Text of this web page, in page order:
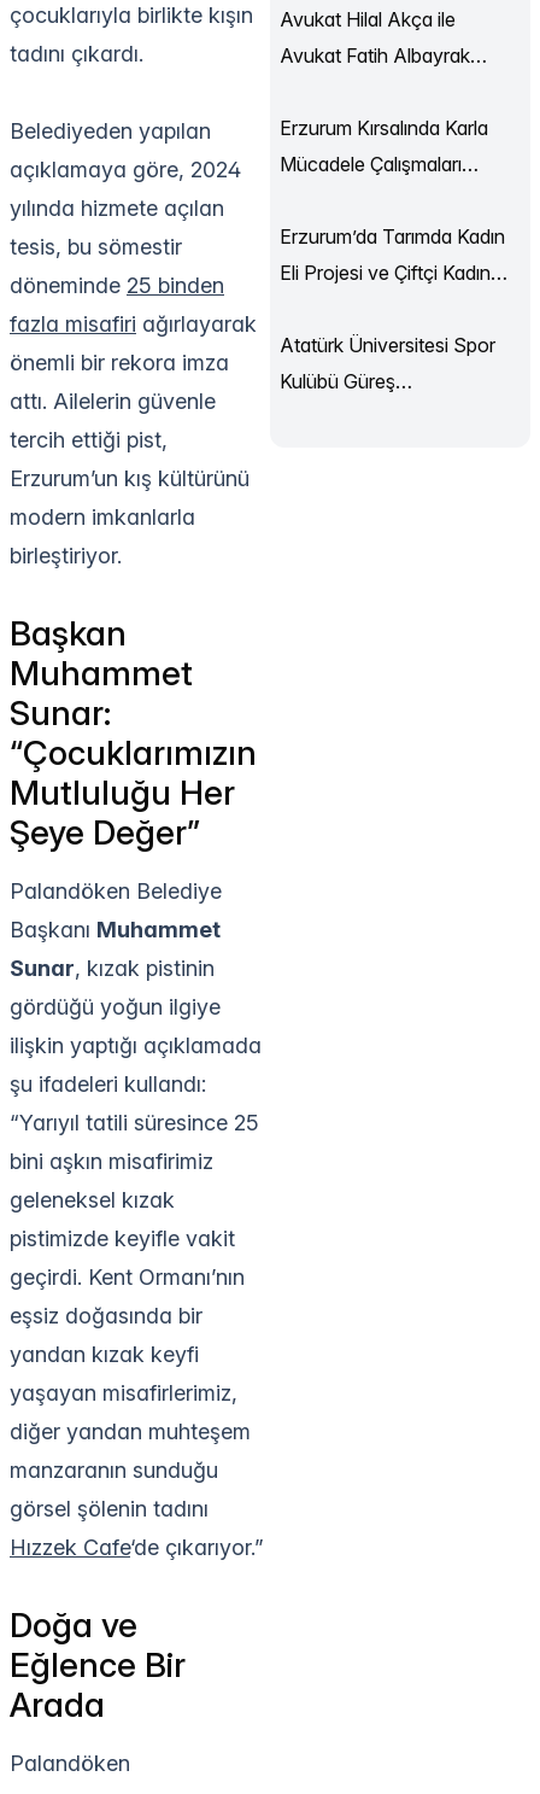
çocuklarıyla birlikte kışın
tadını çıkardı.
Belediyeden yapılan
açıklamaya göre, 2024
yılında hizmete açılan
tesis, bu sömestir
döneminde 25 binden
fazla misafiri ağırlayarak
önemli bir rekora imza
attı. Ailelerin güvenle
tercih ettiği pist,
Erzurum’un kış kültürünü
modern imkanlarla
birleştiriyor.
Başkan
Muhammet
Sunar:
“Çocuklarımızın
Mutluluğu Her
Şeye Değer”
Palandöken Belediye
Başkanı Muhammet
Sunar, kızak pistinin
gördüğü yoğun ilgiye
ilişkin yaptığı açıklamada
şu ifadeleri kullandı:
“Yarıyıl tatili süresince 25
bini aşkın misafirimiz
geleneksel kızak
pistimizde keyifle vakit
geçirdi. Kent Ormanı’nın
eşsiz doğasında bir
yandan kızak keyfi
yaşayan misafirlerimiz,
diğer yandan muhteşem
manzaranın sunduğu
görsel şölenin tadını
Hızzek Cafe‘de çıkarıyor.”
Doğa ve
Eğlence Bir
Arada
Palandöken
Avukat Hilal Akça ile
Avukat Fatih Albayrak
Erzurum Kırsalında Karla
Mücadele Çalışmaları
Erzurum’da Tarımda Kadın
Eli Projesi ve Çiftçi Kadın
Atatürk Üniversitesi Spor
Kulübü Güreş